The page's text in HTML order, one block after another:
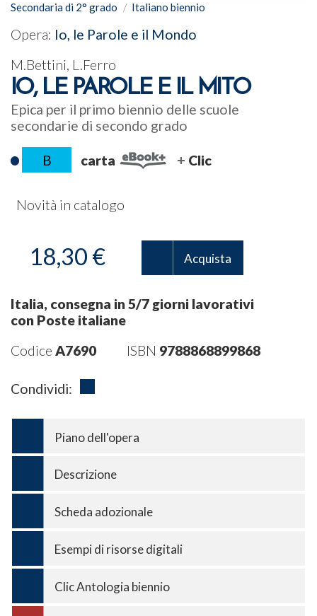
Secondaria di 2° grado Italiano biennio
Opera: Io, le Parole e il Mondo
M.Bettini, L.Ferro
IO, LE PAROLE E IL MITO
Epica per il primo biennio delle scuole
secondarie di secondo grado
B carta Clic
Novità in catalogo
18,30 € Acquista
Italia, consegna in 5/7 giorni lavorativi
con Poste italiane
Codice A7690 ISBN 9788868899868
Condividi:
Piano dell'opera
Descrizione
Scheda adozionale
Esempi di risorse digitali
Clic Antologia biennio